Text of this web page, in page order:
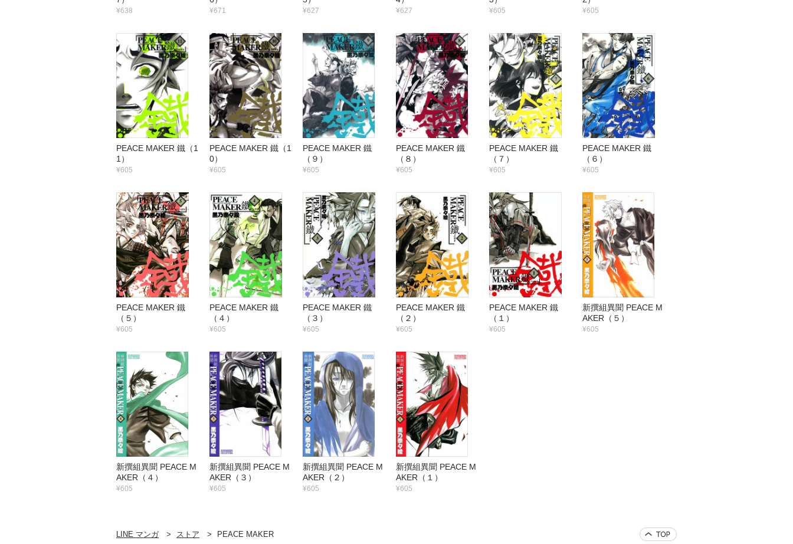
¥638 ¥671 ¥627 ¥627 ¥605 ¥605
PEACE MAKER 鐵（1
1）
¥605
PEACE MAKER 鐵（1
0）
¥605
PEACE MAKER 鐵
（９）
¥605
PEACE MAKER 鐵
（８）
¥605
PEACE MAKER 鐵
（７）
¥605
PEACE MAKER 鐵
（６）
¥605
PEACE MAKER 鐵
（５）
¥605
PEACE MAKER 鐵
（４）
¥605
PEACE MAKER 鐵
（３）
¥605
PEACE MAKER 鐵
（２）
¥605
PEACE MAKER 鐵
（１）
¥605
新撰組異聞 PEACE M
AKER（５）
¥605
新撰組異聞 PEACE M
AKER（４）
¥605
新撰組異聞 PEACE M
AKER（３）
¥605
新撰組異聞 PEACE M
AKER（２）
¥605
新撰組異聞 PEACE M
AKER（１）
¥605
LINE マンガ ストア PEACE MAKER